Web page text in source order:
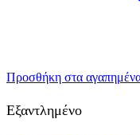
Προσθήκη στα
Εξαντλημένο